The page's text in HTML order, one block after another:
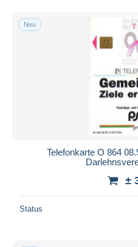
Neu
Telefonkarte O 864
±
Status